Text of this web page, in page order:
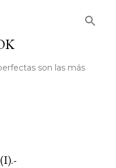
son las más